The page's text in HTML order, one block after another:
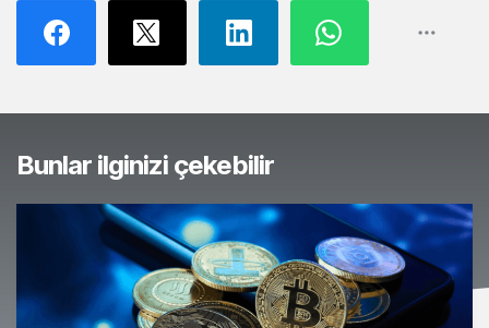
Bunlar ilginizi çekebilir